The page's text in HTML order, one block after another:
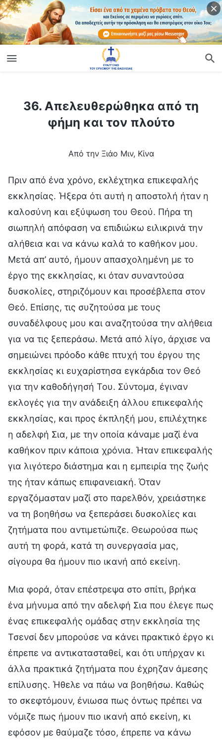
36. Απελευθερώθηκα από τη φήμη και τον πλούτο
36. Απελευθερώθηκα από τη
φήμη και τον πλούτο
Από την Ξιάο Μιν, Κίνα
Πριν από ένα χρόνο, εκλέχτηκα επικεφαλής
εκκλησίας. Ήξερα ότι αυτή η αποστολή ήταν η
καλοσύνη και εξύψωση του Θεού. Πήρα τη
σιωπηλή απόφαση να επιδιώκω ειλικρινά την
αλήθεια και να κάνω καλά το καθήκον μου.
Μετά απ’ αυτό, ήμουν απασχολημένη με το
έργο της εκκλησίας, κι όταν συναντούσα
δυσκολίες, στηριζόμουν και προσέβλεπα στον
Θεό. Επίσης, τις συζητούσα με τους
συναδέλφους μου και αναζητούσα την αλήθεια
για να τις ξεπεράσω. Μετά από λίγο, άρχισε να
σημειώνει πρόοδο κάθε πτυχή του έργου της
εκκλησίας κι ευχαρίστησα εγκάρδια τον Θεό
για την καθοδήγησή Του. Σύντομα, έγιναν
εκλογές για την ανάδειξη άλλου επικεφαλής
εκκλησίας, και προς έκπληξή μου, επιλέχτηκε
η αδελφή Σια, με την οποία κάναμε μαζί ένα
καθήκον πριν κάποια χρόνια. Ήταν επικεφαλής
για λιγότερο διάστημα και η εμπειρία της ζωής
της ήταν κάπως επιφανειακή. Όταν
εργαζόμασταν μαζί στο παρελθόν, χρειάστηκε
να τη βοηθήσω να ξεπεράσει δυσκολίες και
ζητήματα που αντιμετώπιζε. Θεωρούσα πως
αυτή τη φορά, κατά τη συνεργασία μας,
σίγουρα θα ήμουν πιο ικανή από εκείνη.
Μια φορά, όταν επέστρεψα στο σπίτι, βρήκα
ένα μήνυμα από την αδελφή Σια που έλεγε πως
ένας επικεφαλής ομάδας στην εκκλησία της
Τσενσί δεν μπορούσε να κάνει πρακτικό έργο κι
έπρεπε να αντικατασταθεί, και ότι υπήρχαν κι
άλλα πρακτικά ζητήματα που έχρηζαν άμεσης
επίλυσης. Ήθελε να πάω να βοηθήσω. Καθώς
το σκεφτόμουν, ένιωσα πως όντως πρέπει να
νόμιζε πως ήμουν πιο ικανή από εκείνη, κι
εφόσον με θαύμαζε τόσο, έπρεπε να κάνω